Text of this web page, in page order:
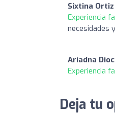
Sixtina Ortiz
Experiencia
necesidades
Ariadna
Experiencia
Deja tu